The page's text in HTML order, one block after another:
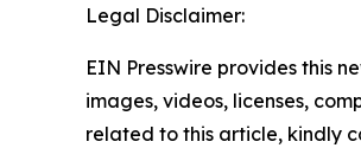
Legal Disclaimer:
EIN Presswire provides this
images, videos, licenses,
related to this article, kindly